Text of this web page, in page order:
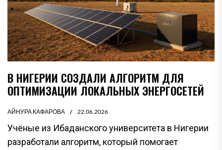
В НИГЕРИИ СОЗДАЛИ АЛГОРИТМ ДЛЯ
ОПТИМИЗАЦИИ ЛОКАЛЬНЫХ ЭНЕРГОСЕТЕЙ
АЙНУРА КАФАРОВА 22.06.2026
Учёные из Ибаданского университета в Нигерии
разработали алгоритм, который помогает